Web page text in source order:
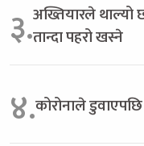
३.अख्तियारले थाल्यो
तान्दा पहरो खस्ने
४.कोरोनाले